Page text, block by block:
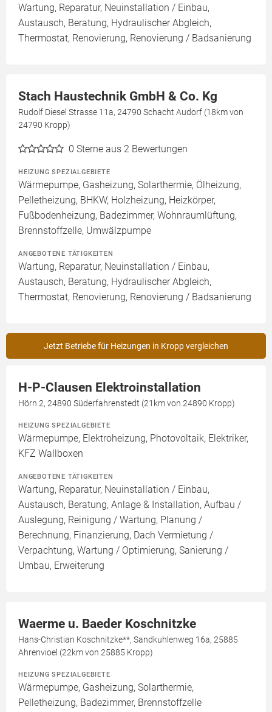
Wartung, Reparatur, Neuinstallation / Einbau,
Austausch, Beratung, Hydraulischer Abgleich,
Thermostat, Renovierung, Renovierung / Badsanierung
Stach Haustechnik GmbH & Co. Kg
Rudolf Diesel Strasse 11a, 24790 Schacht Audorf (18km von
24790 Kropp)
0 Sterne aus 2 Bewertungen
HEIZUNG SPEZIALGEBIETE
Wärmepumpe, Gasheizung, Solarthermie, Ölheizung,
Pelletheizung, BHKW, Holzheizung, Heizkörper,
Fußbodenheizung, Badezimmer, Wohnraumlüftung,
Brennstoffzelle, Umwälzpumpe
ANGEBOTENE TÄTIGKEITEN
Wartung, Reparatur, Neuinstallation / Einbau,
Austausch, Beratung, Hydraulischer Abgleich,
Thermostat, Renovierung, Renovierung / Badsanierung
Jetzt Betriebe für Heizungen in Kropp vergleichen
H-P-Clausen Elektroinstallation
Hörn 2, 24890 Süderfahrenstedt (21km von 24890 Kropp)
HEIZUNG SPEZIALGEBIETE
Wärmepumpe, Elektroheizung, Photovoltaik, Elektriker,
KFZ Wallboxen
ANGEBOTENE TÄTIGKEITEN
Wartung, Reparatur, Neuinstallation / Einbau,
Austausch, Beratung, Anlage & Installation, Aufbau /
Auslegung, Reinigung / Wartung, Planung /
Berechnung, Finanzierung, Dach Vermietung /
Verpachtung, Wartung / Optimierung, Sanierung /
Umbau, Erweiterung
Waerme u. Baeder Koschnitzke
Hans-Christian Koschnitzke**, Sandkuhlenweg 16a, 25885
Ahrenvioel (22km von 25885 Kropp)
HEIZUNG SPEZIALGEBIETE
Wärmepumpe, Gasheizung, Solarthermie,
Pelletheizung, Badezimmer, Brennstoffzelle